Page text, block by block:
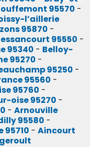
95570 -
l’aillerie
95870 -
95550 -
95340 - Belloy-
95270 -
95250 -
95560 -
95760 -
oise 95270 -
- Arnouville
95580 -
95710 - Aincourt